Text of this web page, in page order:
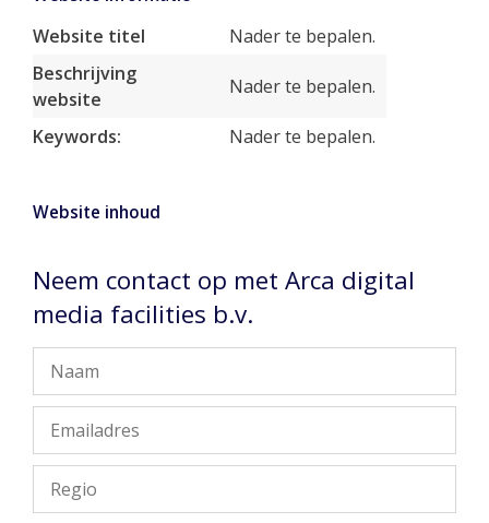
Website titel
Nader te bepalen.
Beschrijving
website
Nader te bepalen.
Keywords: Nader te bepalen.
Website inhoud
Neem contact op met Arca digital
media facilities b.v.